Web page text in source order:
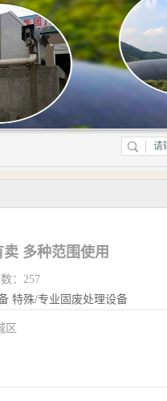
多种范围使用
：257
特殊/专业固废处理设备
区